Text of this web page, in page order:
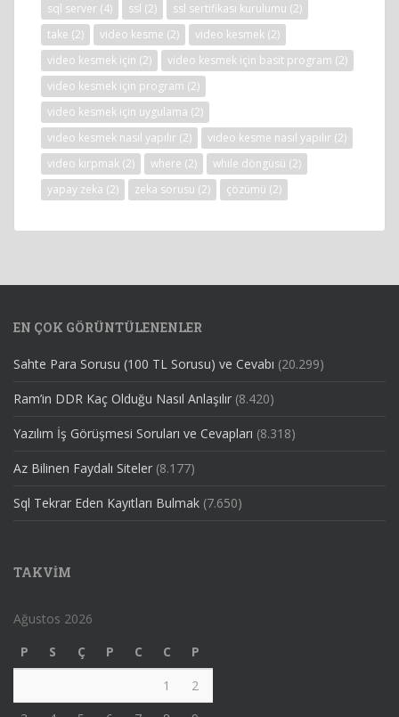
sql server (4) ssl (2) ssl sertifikası kurulumu (2)
take (2) video kesme (2) video kesmek (2)
video kesmek için (2) video kesmek için basit program (2)
video kesmek için program (2)
video kesmek için uygulama (2)
video kesmek nasıl yapılır (2) video kesme nasıl yapılır (2)
video kırpmak (2) where (2) while döngüsü (2)
yapay zeka (2) zeka sorusu (2) çözümü (2)
EN ÇOK GÖRÜNTÜLENENLER
Sahte Para Sorusu (100 TL Sorusu) ve Cevabı (20.299)
Ram’in DDR Kaç Olduğu Nasıl Anlaşılır (8.420)
Yazılım İş Görüşmesi Soruları ve Cevapları (8.318)
Az Bilinen Faydalı Siteler (8.177)
Sql Tekrar Eden Kayıtları Bulmak (7.650)
TAKVIM
Ağustos 2026
P
S Ç P C C
P
1
2